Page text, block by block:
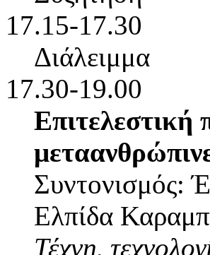
17.15-17.30
Διάλειμμα
17.30-19.00
Επιτελεστική
Συντονισμός:
Ελπίδα
Τέχνη,